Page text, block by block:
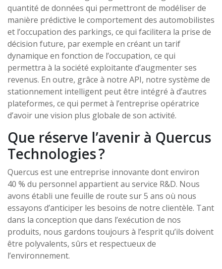
quantité de données qui permettront de modéliser de
manière prédictive le comportement des automobilistes
et l’occupation des parkings, ce qui facilitera la prise de
décision future, par exemple en créant un tarif
dynamique en fonction de l’occupation, ce qui
permettra à la société exploitante d’augmenter ses
revenus. En outre, grâce à notre API, notre système de
stationnement intelligent peut être intégré à d’autres
plateformes, ce qui permet à l’entreprise opératrice
d’avoir une vision plus globale de son activité.
Que réserve l’avenir à Quercus
Technologies ?
Quercus est une entreprise innovante dont environ
40 % du personnel appartient au service R&D. Nous
avons établi une feuille de route sur 5 ans où nous
essayons d’anticiper les besoins de notre clientèle. Tant
dans la conception que dans l’exécution de nos
produits, nous gardons toujours à l’esprit qu’ils doivent
être polyvalents, sûrs et respectueux de
l’environnement.